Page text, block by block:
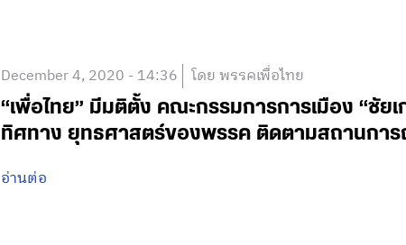
December 4, 2020 - 14:36 โดย พรรคเพื่อไทย
“เพื่อไทย” มีมติตั้ง คณะกรรมการการเมือง “ชัย
ทิศทาง ยุทธศาสตร์ของพรรค ติดตามสถานกา
อ่านต่อ